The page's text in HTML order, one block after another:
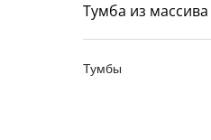
Тумба из массива
Тумбы